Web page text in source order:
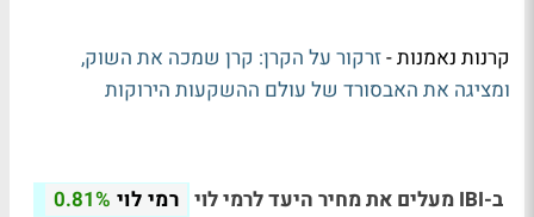
קרנות נאמנות -זרקור על הקרן: קרן שמכה את השוק,
ומציגה את האבסורד של עולם ההשקעות הירוקות
ב-IBI מעלים את מחיר היעד לרמי לוי רמי לוי 0.81%